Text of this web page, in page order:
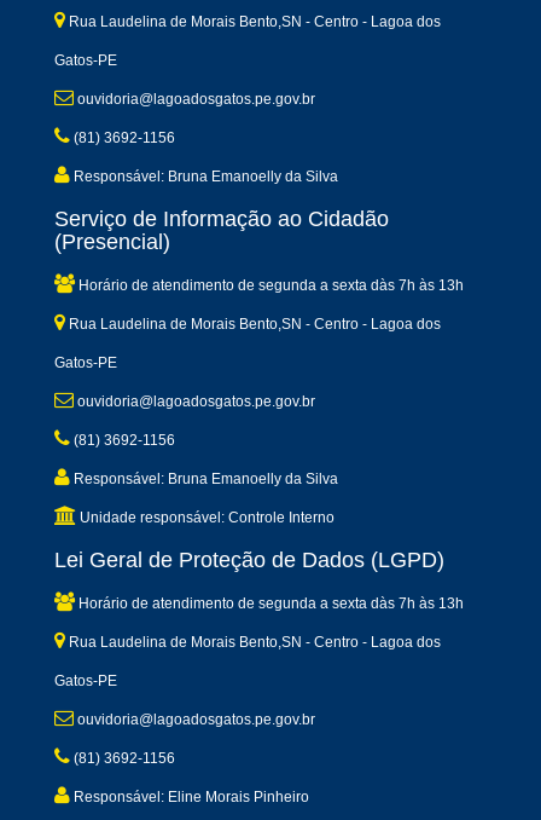
Rua Laudelina de Morais Bento,SN - Centro - Lagoa dos
Gatos-PE
ouvidoria@lagoadosgatos.pe.gov.br
(81) 3692-1156
Responsável: Bruna Emanoelly da Silva
Serviço de Informação ao Cidadão
(Presencial)
Horário de atendimento de segunda a sexta dàs 7h às 13h
Rua Laudelina de Morais Bento,SN - Centro - Lagoa dos
Gatos-PE
ouvidoria@lagoadosgatos.pe.gov.br
(81) 3692-1156
Responsável: Bruna Emanoelly da Silva
Unidade responsável: Controle Interno
Lei Geral de Proteção de Dados (LGPD)
Horário de atendimento de segunda a sexta dàs 7h às 13h
Rua Laudelina de Morais Bento,SN - Centro - Lagoa dos
Gatos-PE
ouvidoria@lagoadosgatos.pe.gov.br
(81) 3692-1156
Responsável: Eline Morais Pinheiro